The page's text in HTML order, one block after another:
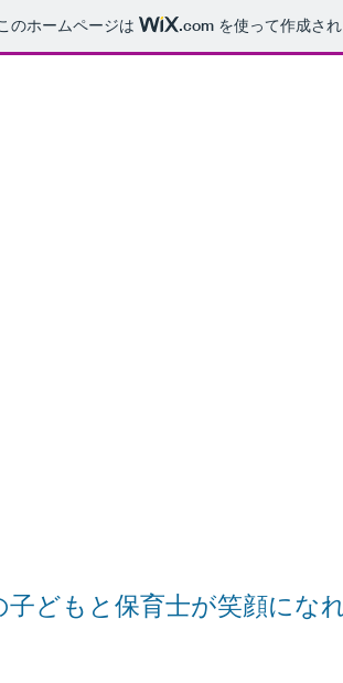
のホームページは .com を使って作成さ
子どもと保育士が笑顔にな